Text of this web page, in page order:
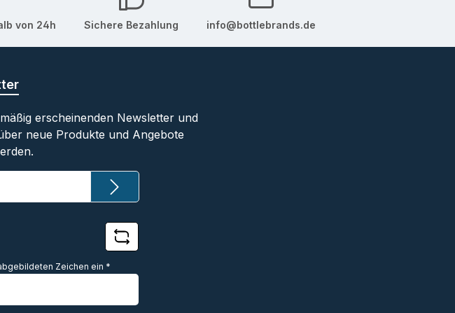
von 24h Sichere Bezahlung info@bottlebrands.de
erscheinenden Newsletter und
neue Produkte und Angebote
Zeichen ein *